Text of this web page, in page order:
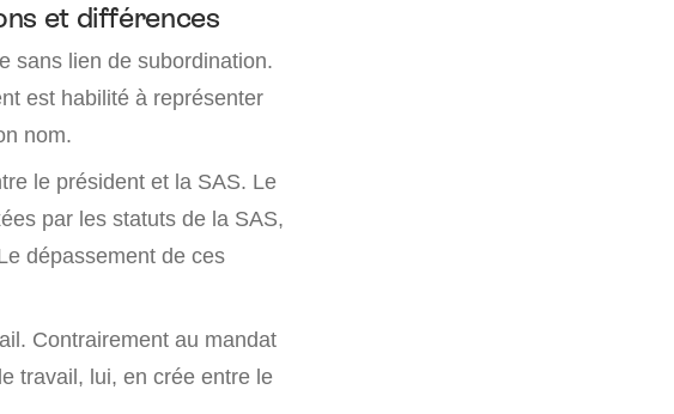
et différences
sans lien de subordination.
est habilité à représenter
nom.
le président et la SAS. Le
par les statuts de la SAS,
dépassement de ces
Contrairement au mandat
travail, lui, en crée entre le